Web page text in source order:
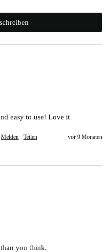
easy to use! Love it
Melden Teilen vor 9 Monaten
you think.